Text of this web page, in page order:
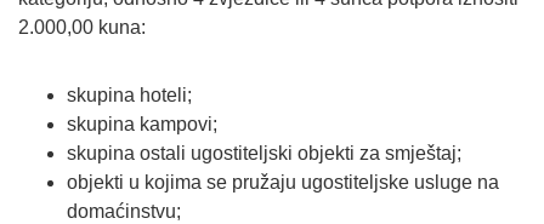
2.000,00 kuna:
skupina hoteli;
skupina kampovi;
skupina ostali ugostiteljski objekti za smještaj;
objekti u kojima se pružaju ugostiteljske usluge na
domaćinstvu;